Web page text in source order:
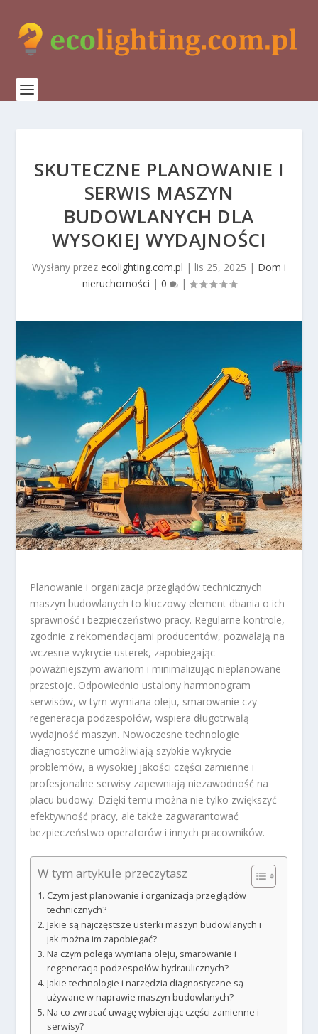
SKUTECZNE PLANOWANIE I
SERWIS MASZYN
BUDOWLANYCH DLA
WYSOKIEJ WYDAJNOŚCI
Wysłany przez ecolighting.com.pl | lis 25, 2025 | Dom i
nieruchomości | 0 |
Planowanie i organizacja przeglądów technicznych
maszyn budowlanych to kluczowy element dbania o ich
sprawność i bezpieczeństwo pracy. Regularne kontrole,
zgodnie z rekomendacjami producentów, pozwalają na
wczesne wykrycie usterek, zapobiegając
poważniejszym awariom i minimalizując nieplanowane
przestoje. Odpowiednio ustalony harmonogram
serwisów, w tym wymiana oleju, smarowanie czy
regeneracja podzespołów, wspiera długotrwałą
wydajność maszyn. Nowoczesne technologie
diagnostyczne umożliwiają szybkie wykrycie
problemów, a wysokiej jakości części zamienne i
profesjonalne serwisy zapewniają niezawodność na
placu budowy. Dzięki temu można nie tylko zwiększyć
efektywność pracy, ale także zagwarantować
bezpieczeństwo operatorów i innych pracowników.
W tym artykule przeczytasz
Czym jest planowanie i organizacja przeglądów
technicznych?
Jakie są najczęstsze usterki maszyn budowlanych i
jak można im zapobiegać?
Na czym polega wymiana oleju, smarowanie i
regeneracja podzespołów hydraulicznych?
Jakie technologie i narzędzia diagnostyczne są
używane w naprawie maszyn budowlanych?
Na co zwracać uwagę wybierając części zamienne i
serwisy?